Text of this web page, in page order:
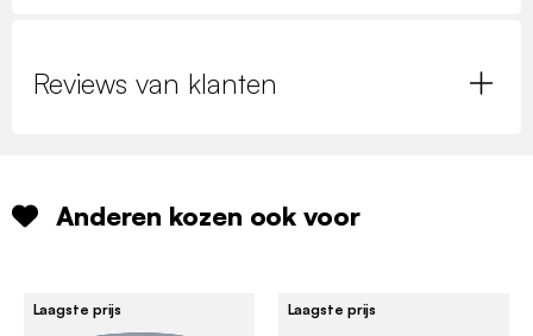
Reviews van klanten
Anderen kozen ook voor
Laagste prijs Laagste prijs